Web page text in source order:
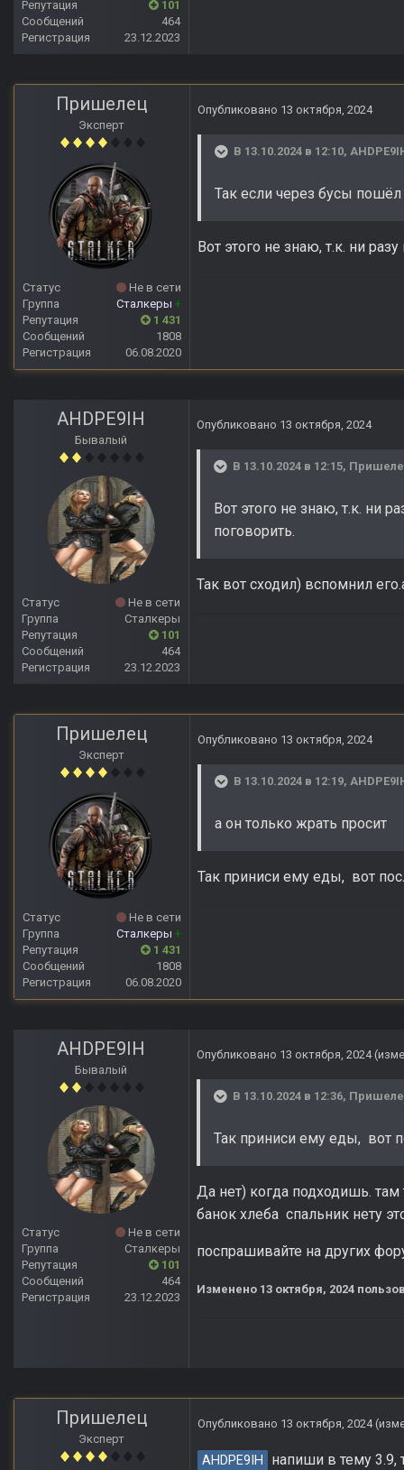
Репутация
101
Сообщений
464
Регистрация
23.12.2023
Пришелец
Эксперт
Статус
Не в сети
Группа
Сталкеры +
Репутация
1 431
Сообщений
1808
Регистрация
06.08.2020
Опубликовано 13 октября, 2024
В 13.10.2024 в 12:10,
Так если через бусы пошёл
Вот этого не знаю, т.к. ни
AHDPE9IH
Бывалый
Статус
Не в сети
Группа
Сталкеры
Репутация
101
Сообщений
464
Регистрация
23.12.2023
Опубликовано 13 октября, 2024
В 13.10.2024 в 12:15,
Вот этого не знаю, т.к. ни
поговорить.
Так вот сходил) вспомнил
Пришелец
Эксперт
Статус
Не в сети
Группа
Сталкеры +
Репутация
1 431
Сообщений
1808
Регистрация
06.08.2020
Опубликовано 13 октября, 2024
В 13.10.2024 в 12:19,
а он только жрать просит
Так приниси ему еды, вот
AHDPE9IH
Бывалый
Статус
Не в сети
Группа
Сталкеры
Репутация
101
Сообщений
464
Регистрация
23.12.2023
Опубликовано 13 октября, 2024
В 13.10.2024 в 12:36,
Так приниси ему еды, вот
Да нет) когда подходишь.
банок хлеба спальник нету
поспрашивайте на других
Изменено 13 октября, 2024
Пришелец
Эксперт
Опубликовано 13 октября, 2024
AHDPE9IH напиши в тему 3.9,